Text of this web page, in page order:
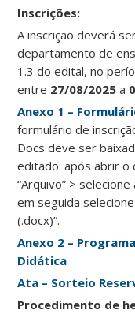
Inscrições:
A inscrição deverá
departamento de
1.3 do edital, no
entre 27/08/2025 a
Anexo 1 –
formulário de
Docs deve ser
editado: após abrir o
“Arquivo” >
em seguida
(.docx)”.
Anexo 2 –
Didática
Ata – Sorteio
Procedimento de